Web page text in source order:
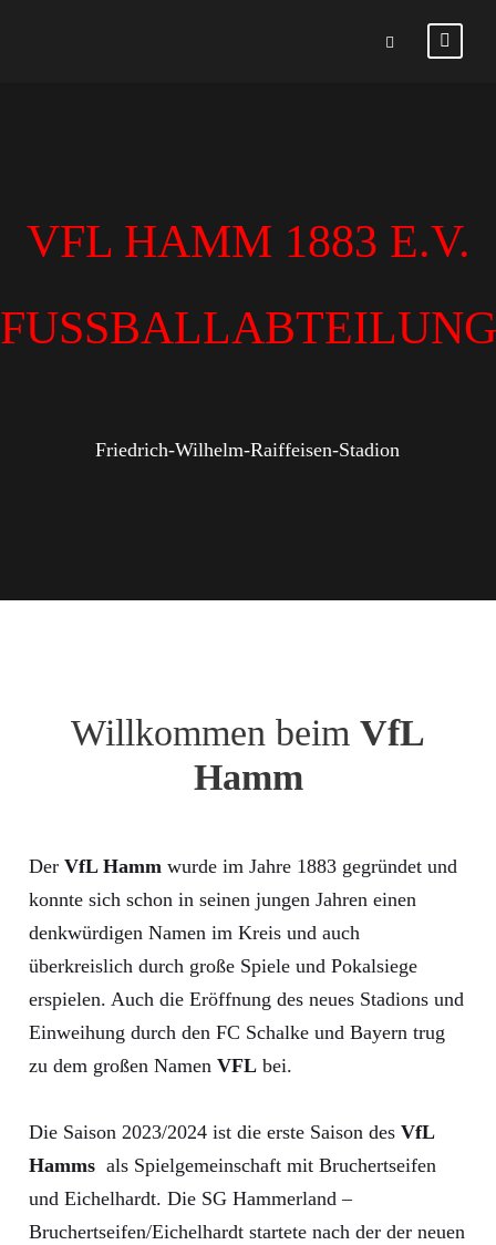
VFL HAMM 1883 E.V.
FUSSBALLABTEILUNG
Friedrich-Wilhelm-Raiffeisen-Stadion
Willkommen beim VfL
Hamm
Der VfL Hamm wurde im Jahre 1883 gegründet und
konnte sich schon in seinen jungen Jahren einen
denkwürdigen Namen im Kreis und auch
überkreislich durch große Spiele und Pokalsiege
erspielen. Auch die Eröffnung des neues Stadions und
Einweihung durch den FC Schalke und Bayern trug
zu dem großen Namen VFL bei.
Die Saison 2023/2024 ist die erste Saison des VfL
Hamms als Spielgemeinschaft mit Bruchertseifen
und Eichelhardt. Die SG Hammerland –
Bruchertseifen/Eichelhardt startete nach der der neuen